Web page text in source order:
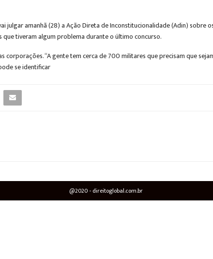
julgar amanhã (28) a Ação Direta de Inconstitucionalidade (Adin) sobre
tiveram algum problema durante o último concurso.
“A gente tem cerca de 700 militares que precisam que
se identificar
@2020 - direitoglobal.com.br